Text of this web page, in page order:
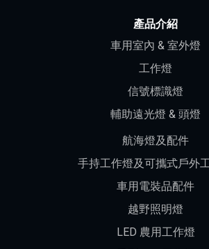
產品介紹
車用室內 & 室外燈
工作燈
信號標識燈
輔助遠光燈 & 頭燈
航海燈及配件
手持工作燈及可攜式戶外
車用電裝品配件
越野照明燈
LED 農用工作燈